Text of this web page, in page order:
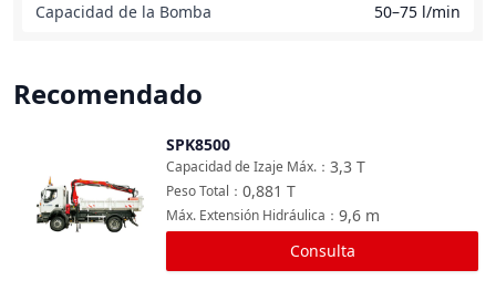
Capacidad de la Bomba 50–75 l/min
Recomendado
SPK8500
3,3 T
Capacidad de Izaje Máx. ：
0,881 T
Peso Total ：
9,6 m
Máx. Extensión Hidráulica ：
Consulta